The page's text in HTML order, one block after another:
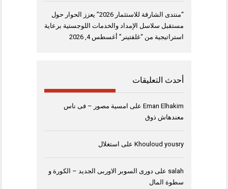
“منتدى الشارقة للاستثمار 2026” يعزز الحوار حول
مستقبل سلاسل الإمداد والخدمات اللوجستية برعاية
استراتيجية من “غلفتينر” أغسطس 4, 2026
أحدث التعليقات
Eman Elhakim على امسية مصور – فى ناس
معندهاش ذوق
Khouloud yousry على استغلال
salah على دورى السوبر الاوربى الجديد – الكورة و
سطوة المال